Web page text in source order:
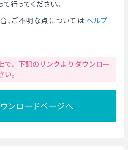
て行ってください。
、ご不明な点については ヘルプ
で、下記のリンクよりダウンロー
。
ンロードページへ